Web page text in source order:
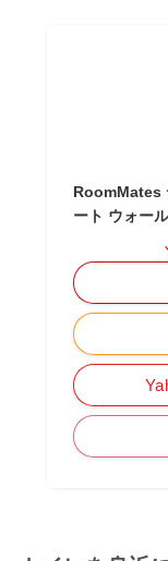
RoomMates
ート ウォー